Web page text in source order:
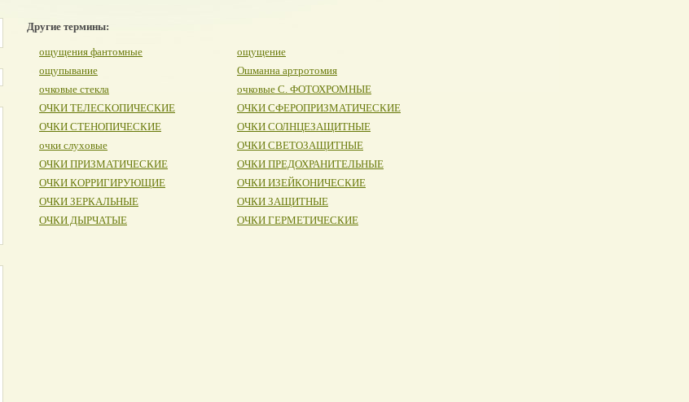
Другие термины:
ощущения фантомные
ощущение
ощупывание
Ошманна артротомия
очковые стекла
очковые С. ФОТОХРОМНЫЕ
ОЧКИ ТЕЛЕСКОПИЧЕСКИЕ
ОЧКИ СФЕРОПРИЗМАТИЧЕСКИЕ
ОЧКИ СТЕНОПИЧЕСКИЕ
ОЧКИ СОЛНЦЕЗАЩИТНЫЕ
очки слуховые
ОЧКИ СВЕТОЗАЩИТНЫЕ
ОЧКИ ПРИЗМАТИЧЕСКИЕ
ОЧКИ ПРЕДОХРАНИТЕЛЬНЫЕ
ОЧКИ КОРРИГИРУЮЩИЕ
ОЧКИ ИЗЕЙКОНИЧЕСКИЕ
ОЧКИ ЗЕРКАЛЬНЫЕ
ОЧКИ ЗАЩИТНЫЕ
ОЧКИ ДЫРЧАТЫЕ
ОЧКИ ГЕРМЕТИЧЕСКИЕ